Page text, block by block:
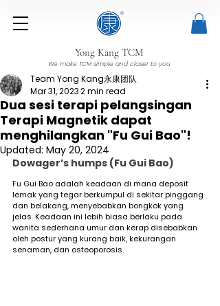
Yong Kang TCM
We make TCM simple and closer to you
Dua sesi terapi pelangsingan
Terapi Magnetik dapat
menghilangkan "Fu Gui Bao"!
Team Yong Kang永康团队
Mar 31, 20232 min read
Updated: May 20, 2024
Dowager’s humps (Fu Gui Bao)
Fu Gui Bao adalah keadaan di mana deposit
lemak yang tegar berkumpul di sekitar pinggang
dan belakang, menyebabkan bongkok yang
jelas. Keadaan ini lebih biasa berlaku pada
wanita sederhana umur dan kerap disebabkan
oleh postur yang kurang baik, kekurangan
senaman, dan osteoporosis.